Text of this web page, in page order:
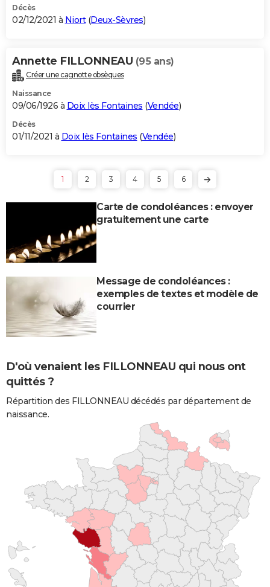
Décès
02/12/2021 à Niort(Deux-Sèvres)
Annette FILLONNEAU (95 ans)
Créer une cagnotte obsèques
Naissance
09/06/1926 à Doix lès Fontaines (Vendée)
Décès
01/11/2021 à Doix lès Fontaines (Vendée)
1 2 3 4 5 6
Carte de condoléances : envoyer
gratuitement une carte
Message de condoléances :
exemples de textes et modèle de
courrier
D'où venaient les FILLONNEAU qui nous ont
quittés ?
Répartition des FILLONNEAU décédés par département de
naissance.